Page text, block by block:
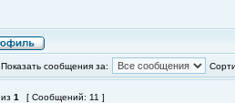
Показать сообщения за:
из 1 [ Сообщений: 11 ]